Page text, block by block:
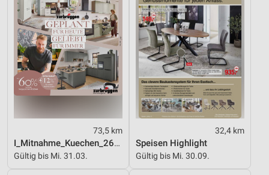
73,5 km
I_Mitnahme_Kuechen_26_ES
Gültig bis Mi. 31.03.
32,4 km
Speisen Highlight
Gültig bis Mi. 30.09.